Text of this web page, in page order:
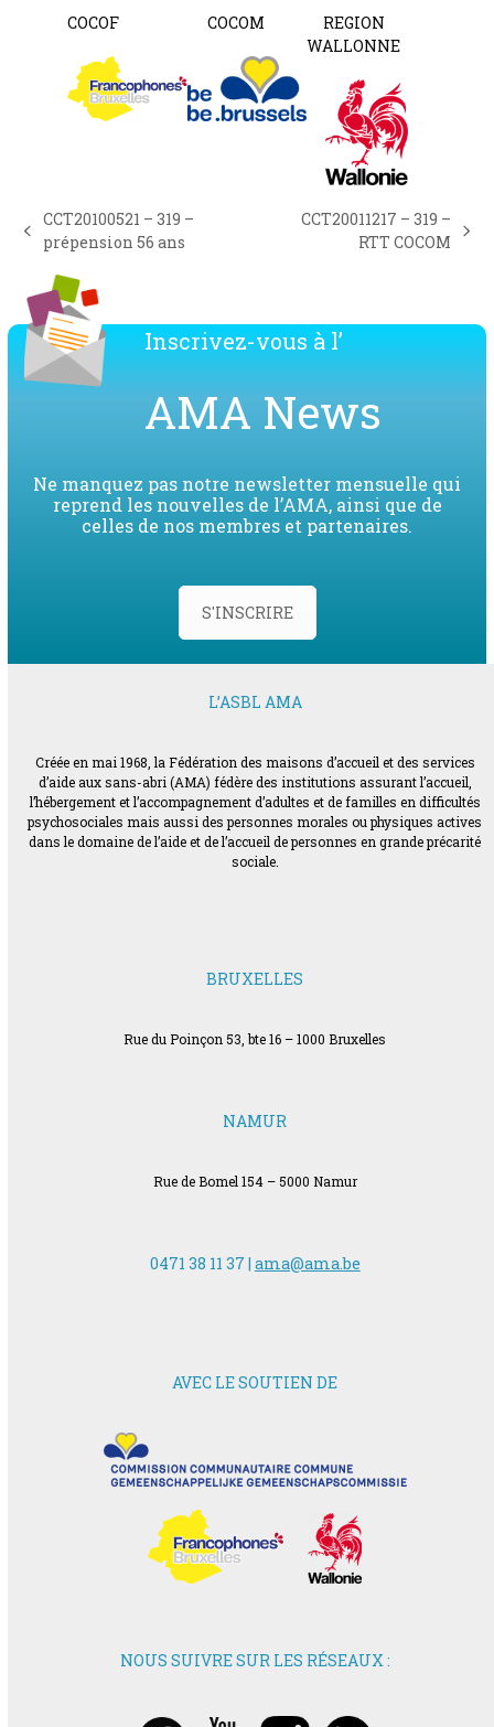
COCOF COCOM
REGION
WALLONNE
previous
CCT20100521 – 319 –
prépension 56 ans
CCT20011217 – 319 –
RTT COCOM
Inscrivez-vous à l’
AMA News
Ne manquez pas notre newsletter mensuelle qui
reprend les nouvelles de l’AMA, ainsi que de
celles de nos membres et partenaires.
S'INSCRIRE
L’ASBL AMA
Créée en mai 1968, la Fédération des maisons d’accueil et des services
d’aide aux sans-abri (AMA) fédère des institutions assurant l’accueil,
l’hébergement et l’accompagnement d’adultes et de familles en difficultés
psychosociales mais aussi des personnes morales ou physiques actives
dans le domaine de l’aide et de l’accueil de personnes en grande précarité
sociale.
BRUXELLES
Rue du Poinçon 53, bte 16 – 1000 Bruxelles
NAMUR
Rue de Bomel 154 – 5000 Namur
0471 38 11 37 | ama@ama.be
AVEC LE SOUTIEN DE
NOUS SUIVRE SUR LES RÉSEAUX :